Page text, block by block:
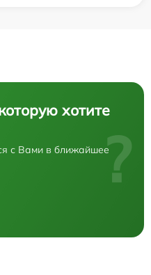
хотите
с Вами в ближайшее?